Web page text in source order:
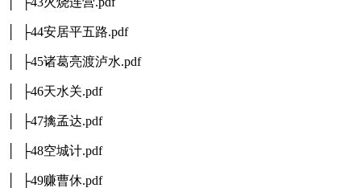
│ ├44安居平五路.pdf
│ ├45诸葛亮渡泸水.pdf
│ ├46天水关.pdf
│ ├47擒孟达.pdf
│ ├48空城计.pdf
│ ├49赚曹休.pdf